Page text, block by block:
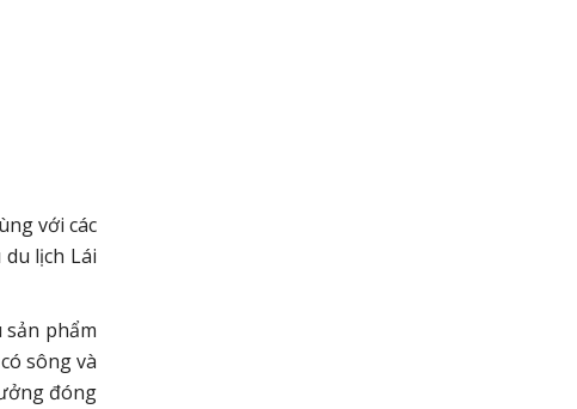
với các
lịch Lái
phẩm
sông và
đóng